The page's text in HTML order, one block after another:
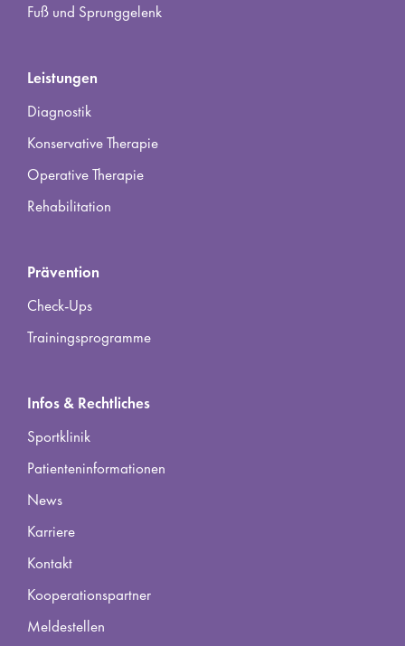
Fuß und Sprunggelenk
Leistungen
Diagnostik
Konservative Therapie
Operative Therapie
Rehabilitation
Prävention
Check-Ups
Trainingsprogramme
Infos & Rechtliches
Sportklinik
Patienteninformationen
News
Karriere
Kontakt
Kooperationspartner
Meldestellen